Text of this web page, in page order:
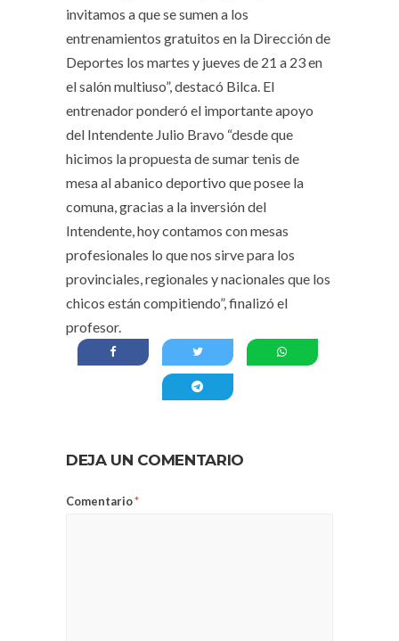
invitamos a que se sumen a los
entrenamientos gratuitos en la Dirección de
Deportes los martes y jueves de 21 a 23 en
el salón multiuso”, destacó Bilca. El
entrenador ponderó el importante apoyo
del Intendente Julio Bravo “desde que
hicimos la propuesta de sumar tenis de
mesa al abanico deportivo que posee la
comuna, gracias a la inversión del
Intendente, hoy contamos con mesas
profesionales lo que nos sirve para los
provinciales, regionales y nacionales que los
chicos están compitiendo”, finalizó el
profesor.
DEJA UN COMENTARIO
Comentario*